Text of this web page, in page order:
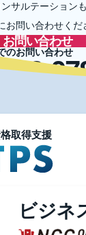
サルテーション
お問い合わせくだ
お問い合わせ
のお問い合わせ
ビジネ